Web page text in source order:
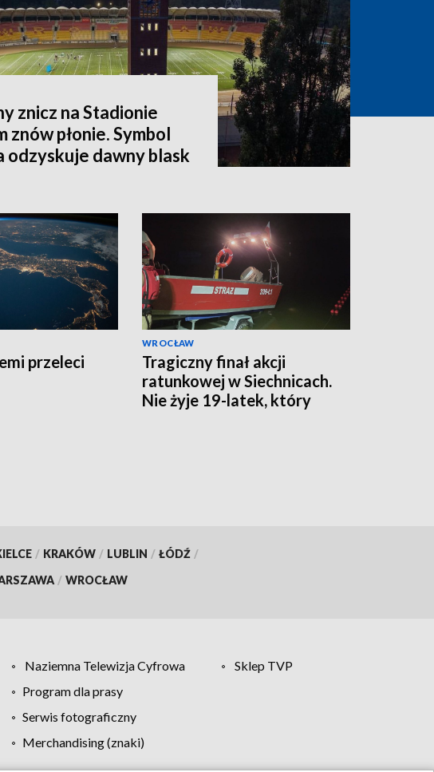
znicz na Stadionie
znów płonie. Symbol
odzyskuje dawny blask
przeleci
WROCŁAW
Tragiczny finał akcji
ratunkowej w Siechnicach.
Nie żyje 19-latek, który
/ KRAKÓW / LUBLIN / ŁÓDŹ /
/ WROCŁAW
Naziemna Telewizja Cyfrowa
Sklep TVP
Program dla prasy
Serwis fotograficzny
Merchandising (znaki)